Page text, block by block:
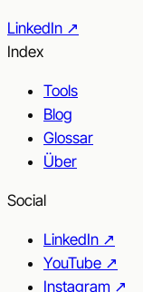
LinkedIn ↗︎
Index
Tools
Blog
Glossar
Über
Social
LinkedIn ↗︎
YouTube ↗︎
Instagram ↗︎